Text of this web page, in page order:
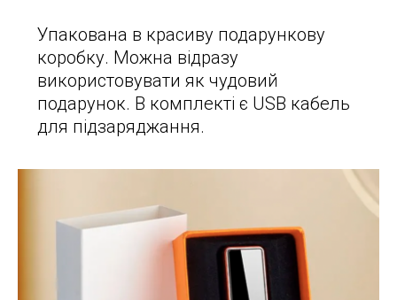
Упакована в красиву подарункову
коробку. Можна відразу
використовувати як чудовий
подарунок. В комплекті є USB кабель
для підзаряджання.